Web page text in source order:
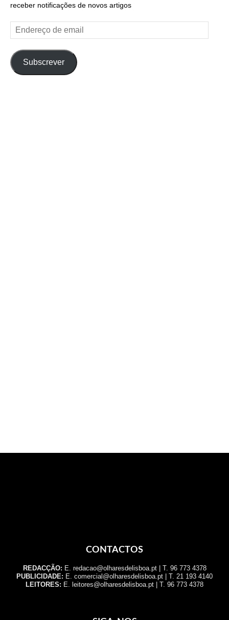
receber notificações de novos artigos
Endereço
de
Subscrever
CONTACTOS
REDACÇÃO: E. redacao@olharesdelisboa.pt | T. 96 773 4378
PUBLICIDADE: E. comercial@olharesdelisboa.pt | T. 21 193 4140
LEITORES: E. leitores@olharesdelisboa.pt | T. 96 773 4378